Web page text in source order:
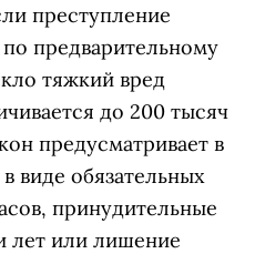
преступление
предварительному
тяжкий вред
до 200 тысяч
предусматривает в
виде обязательных
принудительные
лет или лишение